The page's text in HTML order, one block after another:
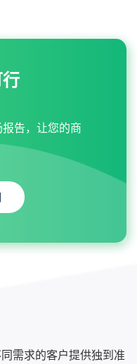
告，让您的商
需求的客户提供独到准